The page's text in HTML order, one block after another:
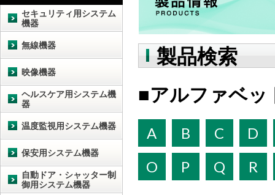
製品検索
アルファベ
A B C
D
O
P Q R
セキュリティ用システム
機器
無線機器
映像機器
ヘルスケア用システム機
器
温度監視用システム機器
保安用システム機器
自動ドア・シャッター制
御用システム機器